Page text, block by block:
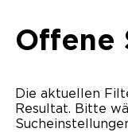
Offene
Die aktuellen
Resultat. Bitte